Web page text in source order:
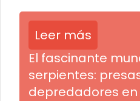
Leer más
El fascinante
serpientes:
depredadores